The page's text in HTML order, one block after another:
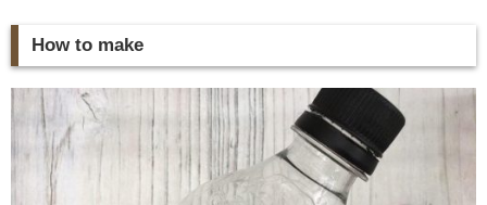
How to make